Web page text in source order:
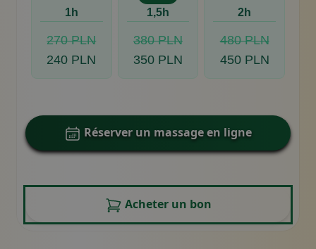
1h
270 PLN
240 PLN
1,5h
380 PLN
350 PLN
2h
480 PLN
450 PLN
Réserver un massage en ligne
Acheter un bon